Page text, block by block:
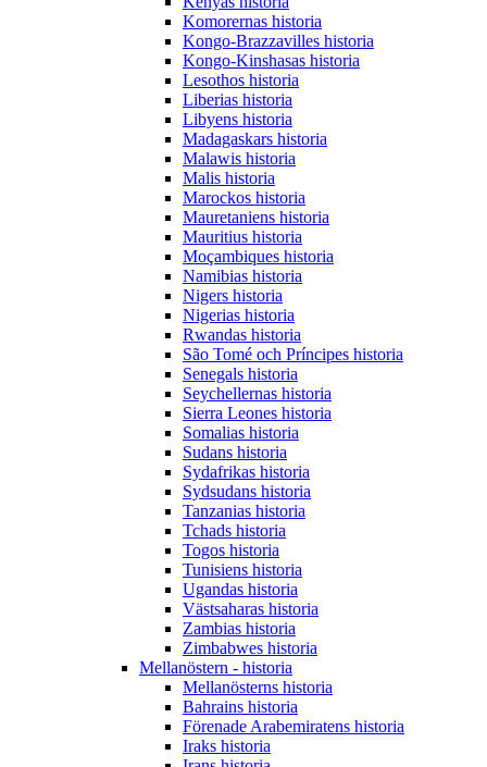
Komorernas historia
Kongo-Brazzavilles historia
Kongo-Kinshasas historia
Lesothos historia
Liberias historia
Libyens historia
Madagaskars historia
Malawis historia
Malis historia
Marockos historia
Mauretaniens historia
Mauritius historia
Moçambiques historia
Namibias historia
Nigers historia
Nigerias historia
Rwandas historia
São Tomé och Príncipes historia
Senegals historia
Seychellernas historia
Sierra Leones historia
Somalias historia
Sudans historia
Sydafrikas historia
Sydsudans historia
Tanzanias historia
Tchads historia
Togos historia
Tunisiens historia
Ugandas historia
Västsaharas historia
Zambias historia
Zimbabwes historia
Mellanöstern - historia
Mellanösterns historia
Bahrains historia
Förenade Arabemiratens historia
Iraks historia